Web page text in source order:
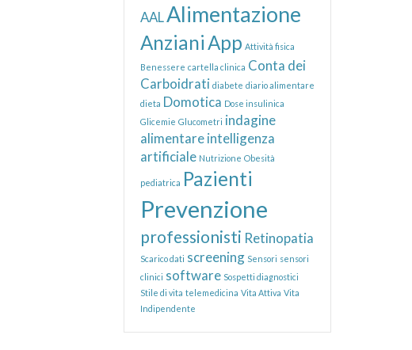
AALAlimentazione
AnzianiApp Attività fisica
Benessere cartella clinica Conta dei
Carboidrati diabete diario alimentare
dieta Domotica Dose insulinica
Glicemie Glucometri indagine
alimentare intelligenza
artificiale Nutrizione Obesità
pediatrica Pazienti
Prevenzione
professionisti Retinopatia
Scarico dati screening Sensori sensori
clinici software Sospetti diagnostici
Stile di vita telemedicina Vita Attiva Vita
Indipendente